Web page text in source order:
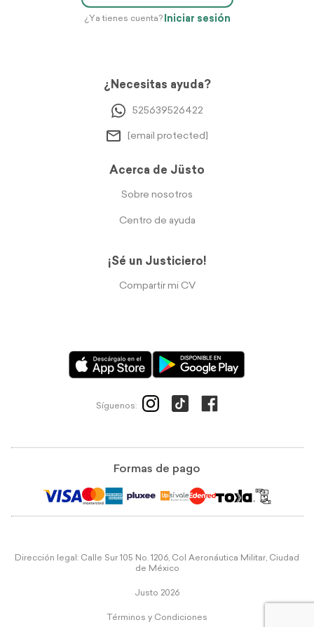
¿Ya tienes cuenta? Iniciar sesión
¿Necesitas ayuda?
525639526422
[email protected]
Acerca de Jüsto
Sobre nosotros
Centro de ayuda
¡Sé un Justiciero!
Compartir mi CV
Síguenos:
Formas de pago
Dirección legal: Calle Sur 105 No. 1206, Col Aeronáutica Militar, Ciudad
de México
Justo 2026
Términos y Condiciones